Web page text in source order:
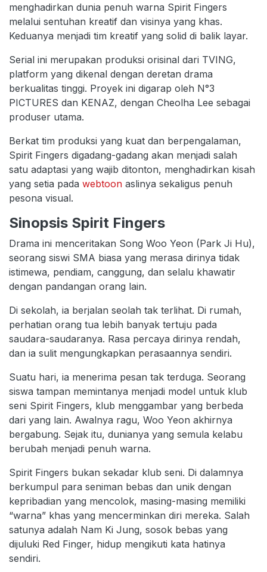
menghadirkan dunia penuh warna Spirit Fingers
melalui sentuhan kreatif dan visinya yang khas.
Keduanya menjadi tim kreatif yang solid di balik layar.
Serial ini merupakan produksi orisinal dari TVING,
platform yang dikenal dengan deretan drama
berkualitas tinggi. Proyek ini digarap oleh N°3
PICTURES dan KENAZ, dengan Cheolha Lee sebagai
produser utama.
Berkat tim produksi yang kuat dan berpengalaman,
Spirit Fingers digadang-gadang akan menjadi salah
satu adaptasi yang wajib ditonton, menghadirkan kisah
yang setia pada webtoon aslinya sekaligus penuh
pesona visual.
Sinopsis Spirit Fingers
Drama ini menceritakan Song Woo Yeon (Park Ji Hu),
seorang siswi SMA biasa yang merasa dirinya tidak
istimewa, pendiam, canggung, dan selalu khawatir
dengan pandangan orang lain.
Di sekolah, ia berjalan seolah tak terlihat. Di rumah,
perhatian orang tua lebih banyak tertuju pada
saudara-saudaranya. Rasa percaya dirinya rendah,
dan ia sulit mengungkapkan perasaannya sendiri.
Suatu hari, ia menerima pesan tak terduga. Seorang
siswa tampan memintanya menjadi model untuk klub
seni Spirit Fingers, klub menggambar yang berbeda
dari yang lain. Awalnya ragu, Woo Yeon akhirnya
bergabung. Sejak itu, dunianya yang semula kelabu
berubah menjadi penuh warna.
Spirit Fingers bukan sekadar klub seni. Di dalamnya
berkumpul para seniman bebas dan unik dengan
kepribadian yang mencolok, masing-masing memiliki
“warna” khas yang mencerminkan diri mereka. Salah
satunya adalah Nam Ki Jung, sosok bebas yang
dijuluki Red Finger, hidup mengikuti kata hatinya
sendiri.